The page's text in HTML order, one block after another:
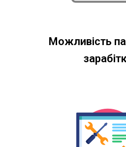
Можливість